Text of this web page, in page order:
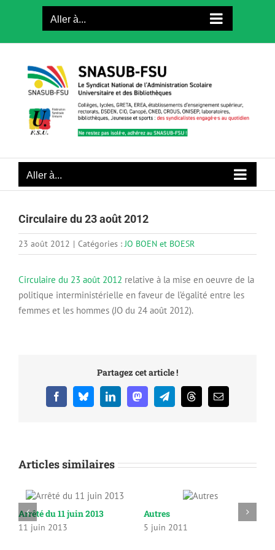
Aller à...
Aller à...
Circulaire du 23 août 2012
23 août 2012 | Catégories : JO BOEN et BOESR
Circulaire du 23 août 2012 relative à la mise en oeuvre de la
politique interministérielle en faveur de l’égalité entre les
femmes et les hommes (JO du 24 août 2012).
Partagez cet article !
FacebookBlueskyLinkedInMastodonTelegramThreadsEmail
Articles similaires
Arrêté du 11 juin 2013
11 juin 2013
Autres
5 juin 2011